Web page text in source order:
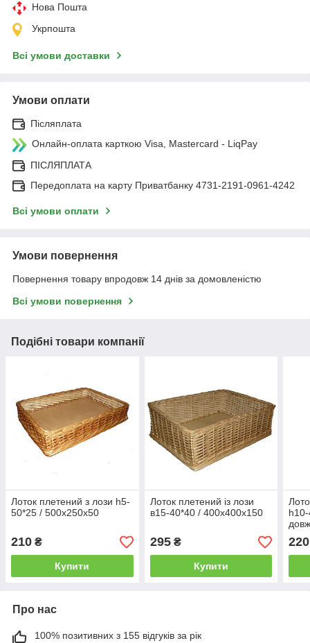
Нова Пошта
Укрпошта
Всі умови доставки
Умови оплати
Післяплата
Онлайн-оплата карткою Visa, Mastercard - LiqPay
ПІСЛЯПЛАТА
Передоплата на карту Приватбанку 4731-2191-0961-4242
Всі умови оплати
Умови повернення
Повернення товару впродовж 14 днів за домовленістю
Всі умови повернення
Подібні товари компанії
Лоток плетений з лози h5-
50*25 / 500х250х50
210 ₴
Купити
Лоток плетений із лози
в15-40*40 / 400х400х150
295₴
Купити
см
220
Про нас
100% позитивних з 155 відгуків за рік